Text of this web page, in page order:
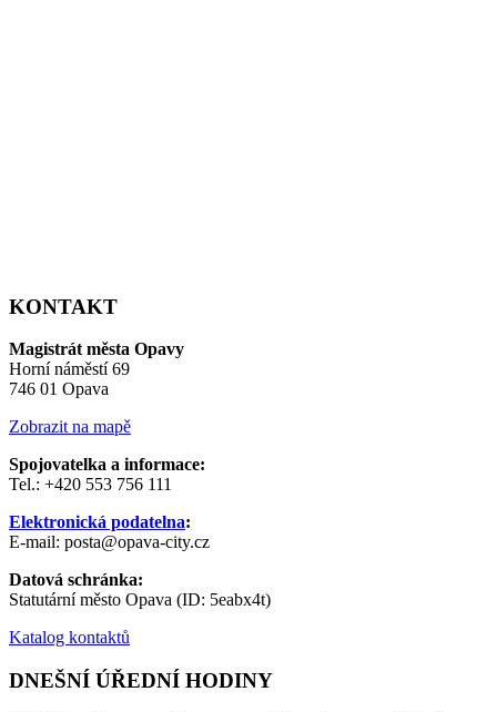
KONTAKT
Magistrát města Opavy
Horní náměstí 69
746 01 Opava
Zobrazit na mapě
Spojovatelka a informace:
Tel.: +420 553 756 111
Elektronická podatelna:
E-mail: posta@opava-city.cz
Datová schránka:
Statutární město Opava (ID: 5eabx4t)
Katalog kontaktů
DNEŠNÍ ÚŘEDNÍ HODINY